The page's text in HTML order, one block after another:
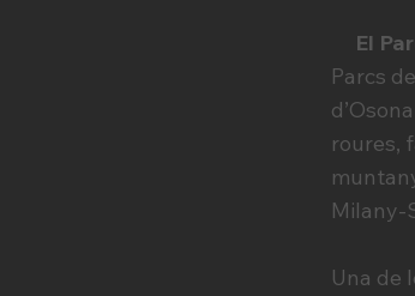
El
Parcs
roures,
Milany-
Una de